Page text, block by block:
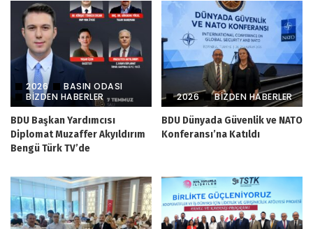
2026
BASIN ODASI
BIZDEN HABERLER
BDU Başkan Yardımcısı
Diplomat Muzaffer Akyıldırım
Bengü Türk TV’de
2026
BIZDEN HABERLER
BDU Dünyada Güvenlik ve NATO
Konferansı’na Katıldı